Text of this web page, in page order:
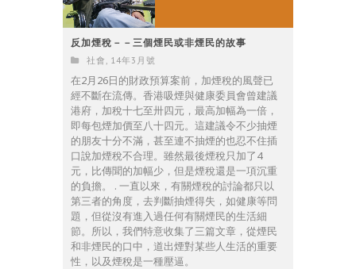
反加煙稅－－三個煙民或非煙民的故事
社會 14年3月號
在2月26日的財政預算案前，加煙稅的風聲已
經不斷在流傳。香港吸煙與健康委員會曾建議
港府，加稅十七至卅四元，最高加幅為一倍，
即每包煙加價至八十四元。這建議令不少抽煙
的朋友十分不滿，甚至連不抽煙的也忍不住插
口說加煙稅不合理。雖然最後煙稅只加了4
元，比傳聞的加幅少，但是煙稅還是一項沉重
的負擔。 . 一直以來，有關煙稅的討論都只以
第三者的角度，去判斷抽煙得失，如健康等問
題，但從沒有進入過任何有關煙民的生活細
節。所以，我們特意收集了三篇文章，從煙民
和非煙民的口中，道出煙對某些人生活的重要
性，以及煙稅是一種壓逼。